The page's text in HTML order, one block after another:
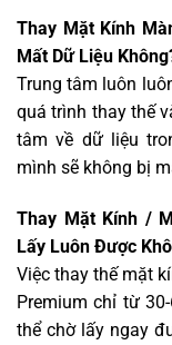
Thay Mặt Kính
Mất Dữ Liệu
Trung tâm luôn
quá trình thay thế
tâm về dữ liệu
mình sẽ không bị
Thay Mặt Kính /
Lấy Luôn Được
Việc thay thế mặt
Premium chỉ từ
thể chờ lấy ngay